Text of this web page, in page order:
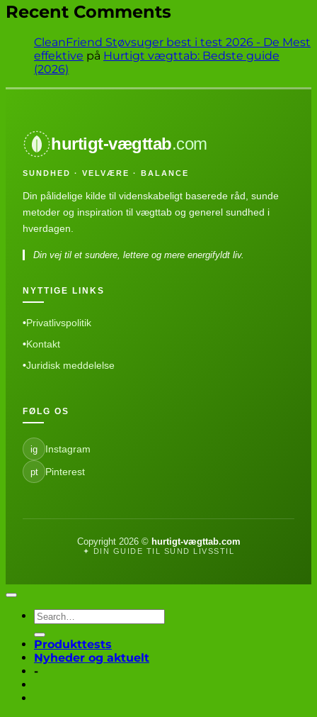
Recent Comments
CleanFriend Støvsuger best i test 2026 - De Mest
effektive på Hurtigt vægttab: Bedste guide
(2026)
hurtigt-vægttab.com
SUNDHED · VELVÆRE · BALANCE
Din pålidelige kilde til videnskabeligt baserede råd, sunde
metoder og inspiration til vægttab og generel sundhed i
hverdagen.
Din vej til et sundere, lettere og mere energifyldt liv.
NYTTIGE LINKS
Privatlivspolitik
Kontakt
Juridisk meddelelse
FØLG OS
ig Instagram
pt Pinterest
Copyright 2026 © hurtigt-vægttab.com
✦ DIN GUIDE TIL SUND LIVSSTIL
Produkttests
Nyheder og aktuelt
-